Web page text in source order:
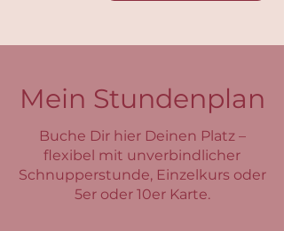
Mein Stundenplan
Buche Dir hier Deinen Platz –
flexibel mit unverbindlicher
Schnupperstunde, Einzelkurs oder
5er oder 10er Karte.